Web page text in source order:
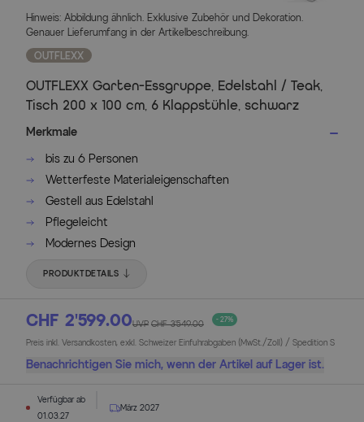
Hinweis: Abbildung ähnlich. Exklusive Zubehör und Dekoration.
Genauer Lieferumfang in der Artikelbeschreibung.
OUTFLEXX
OUTFLEXX Garten-Essgruppe, Edelstahl / Teak,
Tisch 200 x 100 cm, 6 Klappstühle, schwarz
Merkmale
bis zu 6 Personen
Wetterfeste Materialeigenschaften
Gestell aus Edelstahl
Pflegeleicht
Modernes Design
PRODUKTDETAILS
CHF 2’599.00UVP CHF 3’549.00 - 27%
Preis inkl. Versandkosten, exkl. Schweizer Einfuhrabgaben (MwSt./Zoll) / Spedition S
Benachrichtigen Sie mich, wenn der Artikel auf Lager ist.
Verfügbar ab
01.03.27
März 2027